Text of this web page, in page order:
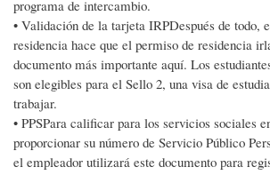
programa de intercambio.
• Validación de la tarjeta IRPDespués de todo,
residencia hace que el permiso de residencia
documento más importante aquí. Los
son elegibles para el Sello 2, una visa de
trabajar.
• PPSPara calificar para los servicios sociales
proporcionar su número de Servicio Público
el empleador utilizará este documento para